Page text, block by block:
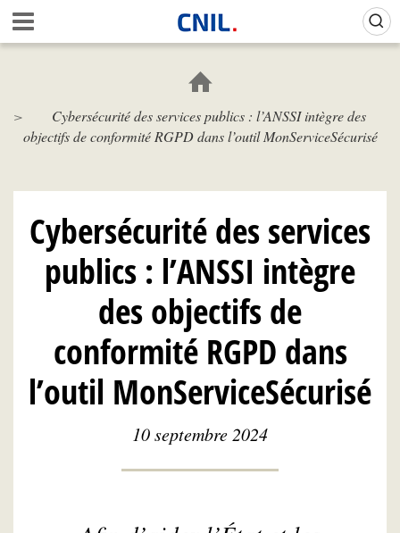
Aller
au
contenu
c
i
l
N
L
Cybersécurité des services publics : l’ANSSI intègre des
objectifs de conformité RGPD dans l’outil MonServiceSécurisé
Cybersécurité des services
publics : l’ANSSI intègre
des objectifs de
conformité RGPD dans
l’outil MonServiceSécurisé
10 septembre 2024
Gestion de vos préférences sur les cookies (témoins de connexion)